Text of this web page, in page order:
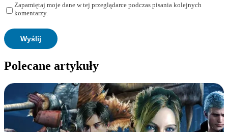
Zapamiętaj moje dane w tej przeglądarce podczas pisania kolejnych
komentarzy.
Polecane artykuły